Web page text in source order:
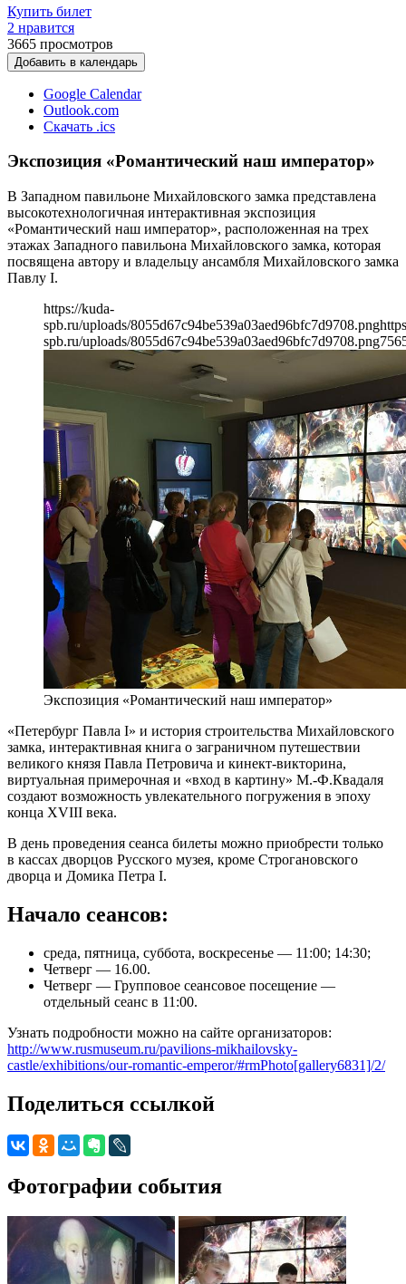
Купить билет
2 нравится
3665 просмотров
Добавить в календарь
Google Calendar
Outlook.com
Скачать .ics
Экспозиция «Романтический наш император»
В Западном павильоне Михайловского замка представлена
высокотехнологичная интерактивная экспозиция
«Романтический наш император», расположенная на трех
этажах Западного павильона Михайловского замка, которая
посвящена автору и владельцу ансамбля Михайловского замка
Павлу I.
https://kuda-
spb.ru/uploads/8055d67c94be539a03aed96bfc7d9708.png
spb.ru/uploads/8055d67c94be539a03aed96bfc7d9708.png756
Экспозиция «Романтический наш император»
«Петербург Павла I» и история строительства Михайловского
замка, интерактивная книга о заграничном путешествии
великого князя Павла Петровича и кинект-викторина,
виртуальная примерочная и «вход в картину» М.-Ф.Квадаля
создают возможность увлекательного погружения в эпоху
конца XVIII века.
В день проведения сеанса билеты можно приобрести только
в кассах дворцов Русского музея, кроме Строгановского
дворца и Домика Петра I.
Начало сеансов:
среда, пятница, суббота, воскресенье — 11:00; 14:30;
Четверг — 16.00.
Четверг — Групповое сеансовое посещение —
отдельный сеанс в 11:00.
Узнать подробности можно на сайте организаторов:
http://www.rusmuseum.ru/pavilions-mikhailovsky-
castle/exhibitions/our-romantic-emperor/#rmPhoto[gallery6831]/2/
Поделиться ссылкой
Фотографии события